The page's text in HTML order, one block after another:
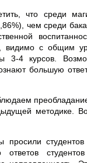
что среди
чем среди
видимо с общим
3-4 курсов.
большую
методике.
студентов
студентов